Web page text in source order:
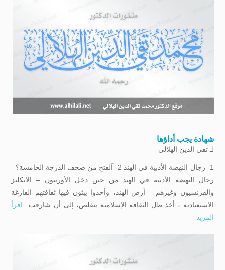
شهادة يجب أداؤها
لـتقي الدين الهلالي
1- رجال النهضة الأدبية في الهند 2- آلفتح من صحف الدرجة الخامسة؟
رجال النهضة الأدبية في الهند من حين دخل الأوربيون – الانكليز
والفرنسيون وغيرهم – أرض الهند، وأخذوا يبثون فيها ثقافتهم الفارغة
الاستعبادية ، أخذ ظل الثقافة الإسلامية يتقلص، إلى أن شارفت...اقرأ
المزيد